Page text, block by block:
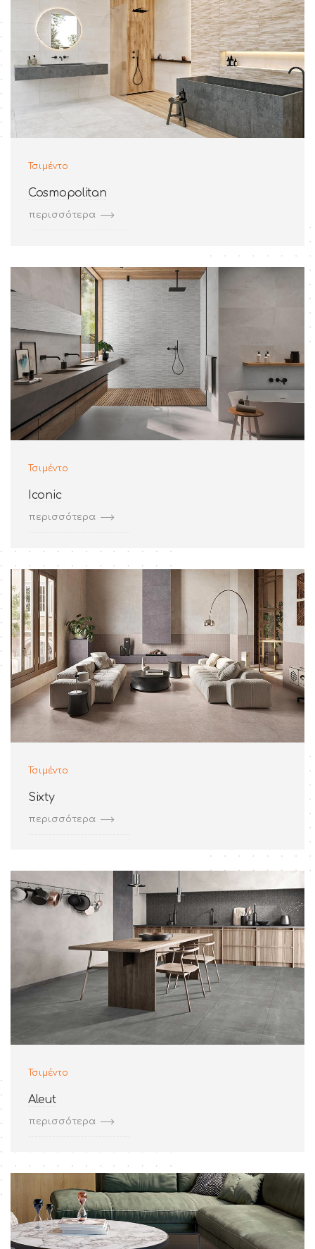
Τσιμέντο
Cosmopolitan
περισσότερα
Τσιμέντο
Iconic
περισσότερα
Τσιμέντο
Sixty
περισσότερα
Τσιμέντο
Aleut
περισσότερα